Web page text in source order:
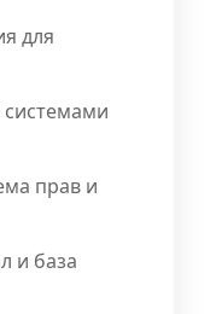
для
системами
прав и
и база